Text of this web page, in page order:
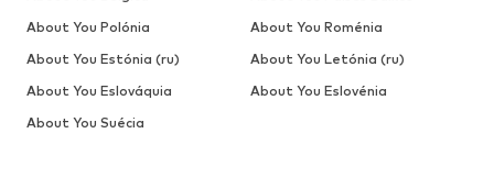
About You Polónia
About You Roménia
About You Estónia (ru)
About You Letónia (ru)
About You Eslováquia
About You Eslovénia
About You Suécia